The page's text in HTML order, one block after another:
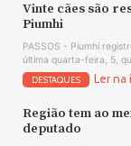
Vinte cães são
Piumhi
PASSOS - Piumhi
última quarta-feira, 5,
DESTAQUES Ler na
Região tem ao
deputado